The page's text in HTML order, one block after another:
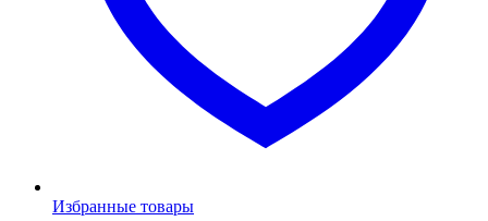
Избранные товары